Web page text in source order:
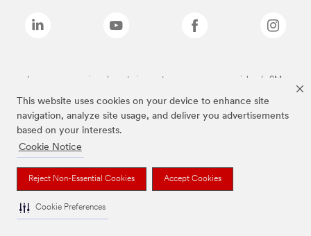
This website uses cookies on your device to enhance site
navigation, analyze site usage, and deliver you advertisements
based on your interests.
Cookie Notice
Reject Non-Essential Cookies Accept Cookies
Cookie Preferences
Las marcas mencionadas anteriormente son marcas comerciales de 3M.